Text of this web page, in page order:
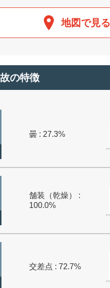
地図で見る
の特徴
曇 : 27.3%
舗装（乾燥） :
100.0%
交差点 : 72.7%